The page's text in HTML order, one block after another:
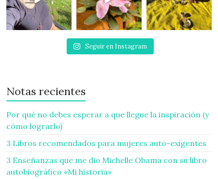
Seguir en Instagram
Notas recientes
Por qué no debes esperar a que llegue la inspiración (y
cómo lograrlo)
3 Libros recomendados para mujeres auto-exigentes
3 Enseñanzas que me dio Michelle Obama con su libro
autobiográfico «Mi historia»